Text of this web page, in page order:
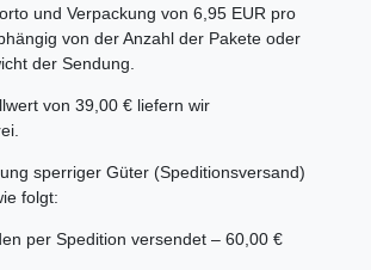
und Verpackung von 6,95 EUR pro
von der Anzahl der Pakete oder
der Sendung.
von 39,00 € liefern wir
sperriger Güter (Speditionsversand)
folgt:
per Spedition versendet – 60,00 €